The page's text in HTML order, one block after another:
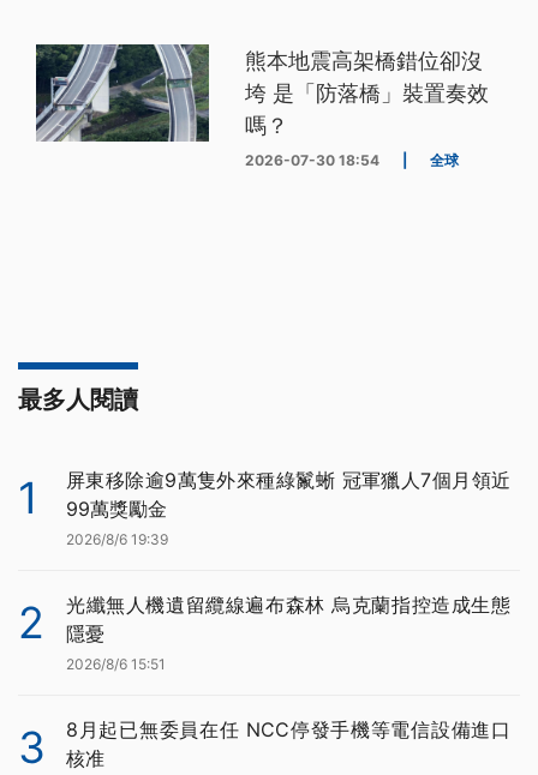
熊本地震高架橋錯位卻沒
垮 是「防落橋」裝置奏效
嗎？
2026-07-30 18:54 全球
最多人閱讀
1
屏東移除逾9萬隻外來種綠鬣蜥 冠軍獵人7個月領近
99萬獎勵金
2026/8/6 19:39
2
光纖無人機遺留纜線遍布森林 烏克蘭指控造成生態
隱憂
2026/8/6 15:51
3
8月起已無委員在任 NCC停發手機等電信設備進口
核准